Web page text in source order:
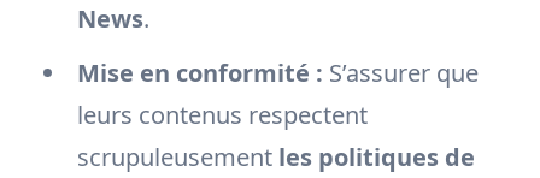
News.
Mise en conformité : S’assurer que
leurs contenus respectent
scrupuleusement les politiques de